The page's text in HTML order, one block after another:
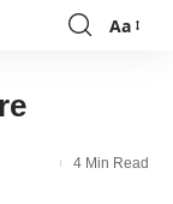
Font
Aa
4 Min Read